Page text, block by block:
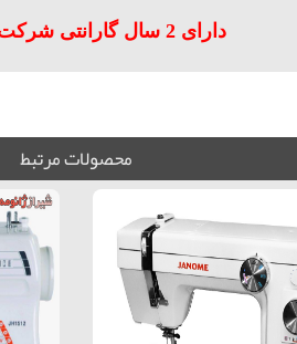
دارای 2 سال گارانتی شرکت کاچیران
محصولات مرتبط